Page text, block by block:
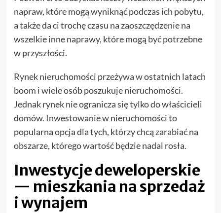
napraw, które mogą wyniknąć podczas ich pobytu,
a także da ci trochę czasu na zaoszczędzenie na
wszelkie inne naprawy, które mogą być potrzebne
w przyszłości.
Rynek nieruchomości przeżywa w ostatnich latach
boom i wiele osób poszukuje nieruchomości.
Jednak rynek nie ogranicza się tylko do właścicieli
domów. Inwestowanie w nieruchomości to
popularna opcja dla tych, którzy chcą zarabiać na
obszarze, którego wartość będzie nadal rosła.
Inwestycje deweloperskie
— mieszkania na sprzedaż
i wynajem